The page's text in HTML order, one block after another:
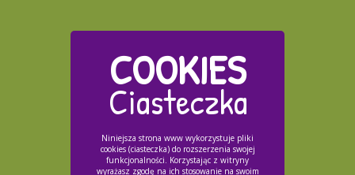
COOKIES
Ciasteczka
Niniejsza strona www wykorzystuje pliki
cookies (ciasteczka) do rozszerzenia swojej
funkcjonalności. Korzystając z witryny
wyrażasz zgodę na ich stosowanie na swoim